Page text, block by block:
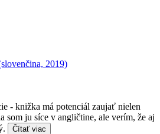
2019)
- knižka má potenciál zaujať nielen
som ju síce v angličtine, ale verím, že aj
Čítať viac